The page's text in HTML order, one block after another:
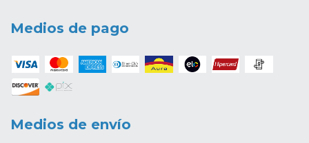
Medios de pago
Medios de envío